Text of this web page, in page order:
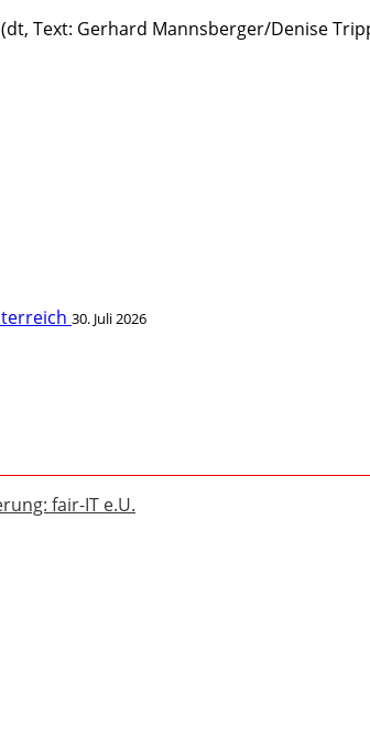
Text: Gerhard Mannsberger/Denise
30. Juli 2026
fair-IT e.U.